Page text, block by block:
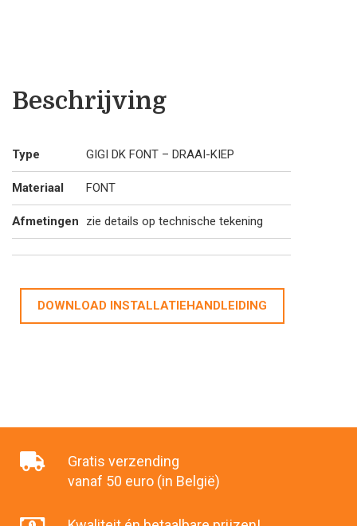
Beschrijving
Type GIGI DK FONT – DRAAI-KIEP
Materiaal FONT
Afmetingen zie details op technische tekening
DOWNLOAD INSTALLATIEHANDLEIDING
Gratis verzending
vanaf 50 euro (in België)